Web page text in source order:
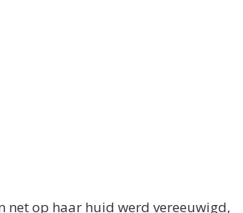
net op haar huid werd vereeuwigd,